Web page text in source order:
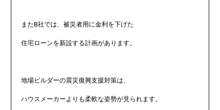
またB社では、被災者用に金利を下げた
住宅ローンを新設する計画があります。
地場ビルダーの震災復興支援対策は、
ハウスメーカーよりも柔軟な姿勢が見られます。